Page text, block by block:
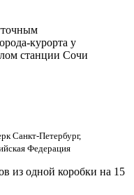
курорта у
станции Сочи
Санкт-Петербург,
Федерация
из одной коробки на 15